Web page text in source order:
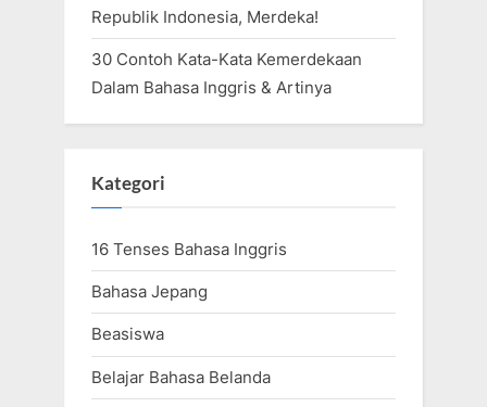
Republik Indonesia, Merdeka!
30 Contoh Kata-Kata Kemerdekaan
Dalam Bahasa Inggris & Artinya
Kategori
16 Tenses Bahasa Inggris
Bahasa Jepang
Beasiswa
Belajar Bahasa Belanda